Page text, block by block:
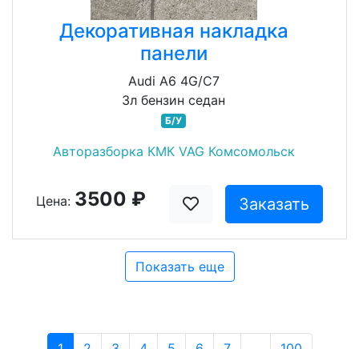
Декоративная накладка
панели
Audi A6 4G/C7
3л бензин седан
Б/У
Авторазборка КМК VAG Комсомольск
Цена: 3500 ₽ Заказать
Показать еще